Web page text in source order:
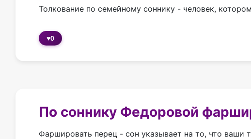
Толкование по семейному соннику - человек,
♥0
По соннику Федоровой
Фаршировать перец - сон указывает на то, что ваши